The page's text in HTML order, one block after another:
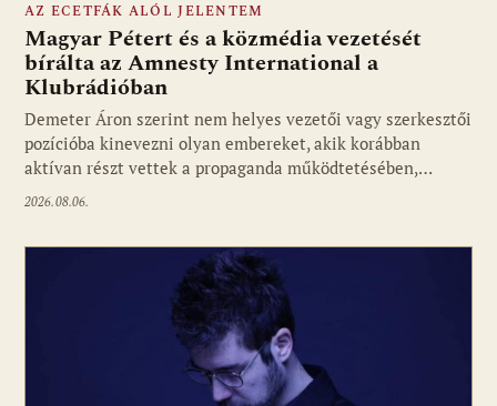
Fotó: media1.hu
AZ ECETFÁK ALÓL JELENTEM
Magyar Pétert és a közmédia vezetését
bírálta az Amnesty International a
Klubrádióban
Demeter Áron szerint nem helyes vezetői vagy szerkesztői
pozícióba kinevezni olyan embereket, akik korábban
aktívan részt vettek a propaganda működtetésében,…
2026.08.06.